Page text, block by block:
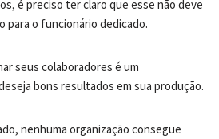
é preciso ter claro que esse não deve
para o funcionário dedicado.
seus colaboradores é um
bons resultados em sua produção.
nenhuma organização consegue